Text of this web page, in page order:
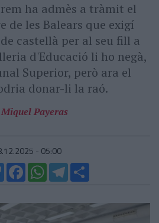
ha admès a tràmit el
de les Balears que exigí
castellà per al seu fill a
d'Educació li ho negà,
Superior, però ara el
donar-li la raó.
Miquel Payeras
- 05:00
BlueskyFacebookWhatsAppTelegram